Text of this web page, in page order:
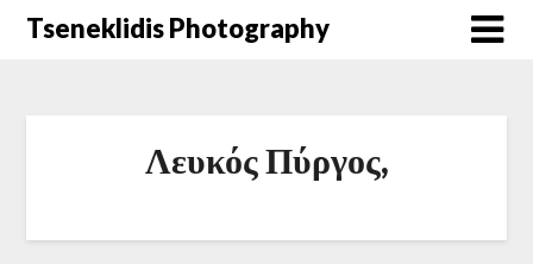
Μετάβαση
Tseneklidis Photography
Λευκός Πύργος,